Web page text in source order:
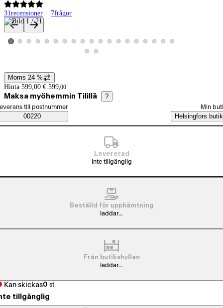
31recensioner 7frågor
Produktbilder och videor
Visa produktbild 1
Visa produktbild 2
Visa produktbild 3
Visa produktbild 4
Visa produktbild 5
Visa produktbild 6
Visa produktbild 7
Visa produktbild 8
Visa produktbild 9
Visa produktbild 10
Visa produktbild 11
Visa produktbild 12
Visa produktbild 13
Visa produktbild 14
Visa produktbild 15
Visa produktbild 16
Visa produktbild 17
Visa produktbild 18
Visa produktbild 19
Visa produktbild 20
Visa produktbild 21
Prisinformation
Moms 24 %
Hinta 599,00 €. 599,00
Maksa myöhemmin Tilillä ?
Saatavuustiedot
beställningssätt
till postnummer
00220
Min
Helsingfors butik
Levererad
Inte tillgänglig
Beställd för upphämtning
laddar...
Från butikshyllan
laddar...
Kan skickas0 st
tillgänglig